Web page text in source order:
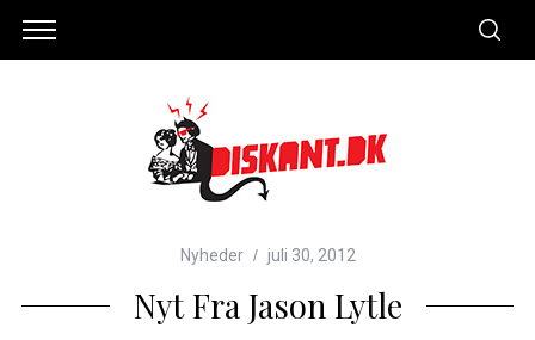
Nyheder juli 30, 2012
Nyt Fra Jason Lytle